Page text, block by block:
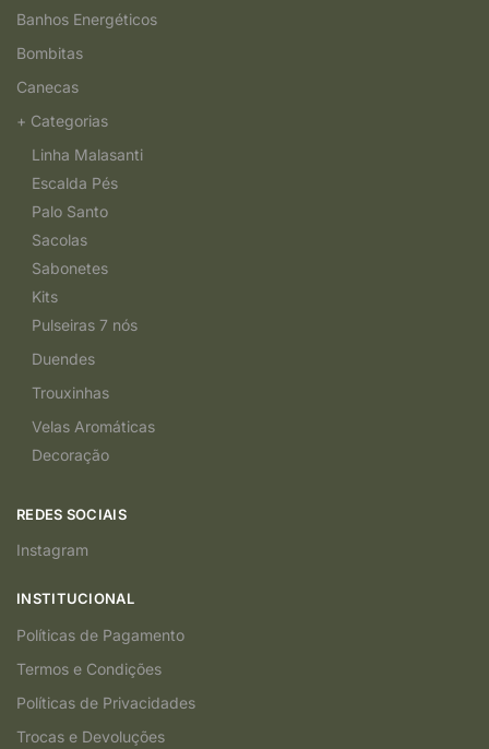
Banhos Energéticos
Bombitas
Canecas
+ Categorias
Linha Malasanti
Escalda Pés
Palo Santo
Sacolas
Sabonetes
Kits
Pulseiras 7 nós
Duendes
Trouxinhas
Velas Aromáticas
Decoração
REDES SOCIAIS
Instagram
INSTITUCIONAL
Políticas de Pagamento
Termos e Condições
Políticas de Privacidades
Trocas e Devoluções